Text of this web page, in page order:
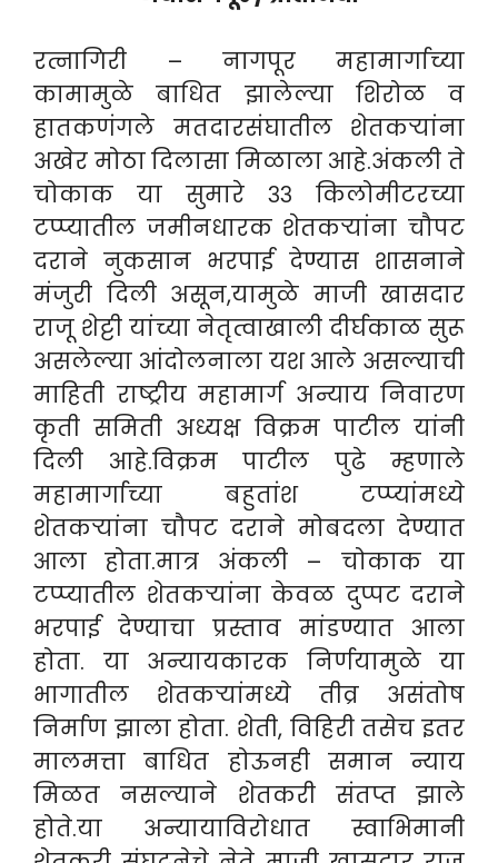
रत्नागिरी – नागपूर महामार्गाच्या
कामामुळे बाधित झालेल्या शिरोळ व
हातकणंगले मतदारसंघातील शेतकऱ्यांना
अखेर मोठा दिलासा मिळाला आहे.अंकली ते
चोकाक या सुमारे ३३ किलोमीटरच्या
टप्प्यातील जमीनधारक शेतकऱ्यांना चौपट
दराने नुकसान भरपाई देण्यास शासनाने
मंजुरी दिली असून,यामुळे माजी खासदार
राजू शेट्टी यांच्या नेतृत्वाखाली दीर्घकाळ सुरू
असलेल्या आंदोलनाला यश आले असल्याची
माहिती राष्ट्रीय महामार्ग अन्याय निवारण
कृती समिती अध्यक्ष विक्रम पाटील यांनी
दिली आहे.विक्रम पाटील पुढे म्हणाले
महामार्गाच्या बहुतांश टप्प्यांमध्ये
शेतकऱ्यांना चौपट दराने मोबदला देण्यात
आला होता.मात्र अंकली – चोकाक या
टप्प्यातील शेतकऱ्यांना केवळ दुप्पट दराने
भरपाई देण्याचा प्रस्ताव मांडण्यात आला
होता. या अन्यायकारक निर्णयामुळे या
भागातील शेतकऱ्यांमध्ये तीव्र असंतोष
निर्माण झाला होता. शेती, विहिरी तसेच इतर
मालमत्ता बाधित होऊनही समान न्याय
मिळत नसल्याने शेतकरी संतप्त झाले
होते.या अन्यायाविरोधात स्वाभिमानी